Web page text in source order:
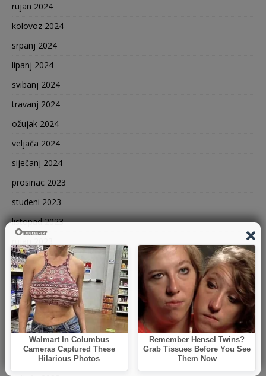
rujan 2024
kolovoz 2024
srpanj 2024
lipanj 2024
svibanj 2024
travanj 2024
ožujak 2024
veljača 2024
siječanj 2024
prosinac 2023
studeni 2023
listopad 2023
kolovoz 2023
srpanj 2023
lipanj 2023
svibanj 2023
travanj 2023
ožujak 2023